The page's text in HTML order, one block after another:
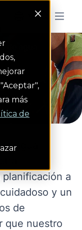
más
de
Menu
de agua
agua
a
y un
de
que nuestro